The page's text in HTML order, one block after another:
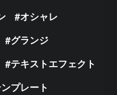
オシャレ
グランジ
テキストエフェクト
プレート